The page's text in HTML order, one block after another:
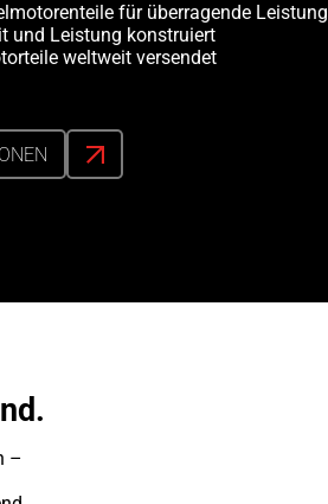
für überragende Leistung
und Leistung konstruiert
weltweit versendet
–